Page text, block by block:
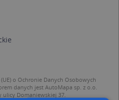
o Ochronie Danych Osobowych
danych jest AutoMapa sp. z o.o.
ulicy Domaniewskiej 37.